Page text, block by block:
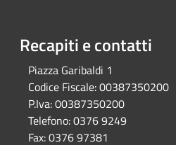
Recapiti e contatti
Piazza Garibaldi 1
Codice Fiscale:00387350200
P.Iva:00387350200
Telefono:0376 9249
Fax:0376 97381